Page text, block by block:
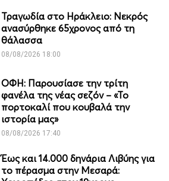
Τραγωδία στο Ηράκλειο: Νεκρός
ανασύρθηκε 65χρονος από τη
θάλασσα
08/08/2026 18:00
ΟΦΗ: Παρουσίασε την τρίτη
φανέλα της νέας σεζόν – «Το
πορτοκαλί που κουβαλά την
ιστορία μας»
08/08/2026 17:40
Έως και 14.000 δηνάρια Λιβύης για
το πέρασμα στην Μεσαρά: